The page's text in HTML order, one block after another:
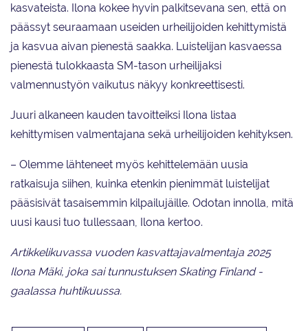
kasvateista. Ilona kokee hyvin palkitsevana sen, että on
päässyt seuraamaan useiden urheilijoiden kehittymistä
ja kasvua aivan pienestä saakka. Luistelijan kasvaessa
pienestä tulokkaasta SM-tason urheilijaksi
valmennustyön vaikutus näkyy konkreettisesti.
Juuri alkaneen kauden tavoitteiksi Ilona listaa
kehittymisen valmentajana sekä urheilijoiden kehityksen.
– Olemme lähteneet myös kehittelemään uusia
ratkaisuja siihen, kuinka etenkin pienimmät luistelijat
pääsisivät tasaisemmin kilpailujäille. Odotan innolla, mitä
uusi kausi tuo tullessaan, Ilona kertoo.
Artikkelikuvassa vuoden kasvattajavalmentaja 2025
Ilona Mäki, joka sai tunnustuksen Skating Finland -
gaalassa huhtikuussa.